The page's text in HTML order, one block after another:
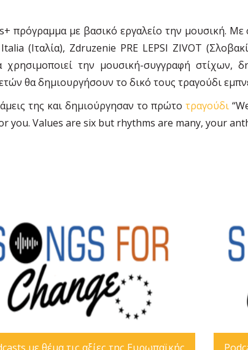
πρόγραμμα με βασικό εργαλείο την μουσική. Με
(Ιταλία), Zdruzenie PRE LEPSI ZIVOT
την μουσική-συγγραφή στίχων,
θα δημιουργήσουν το δικό τους τραγούδι
της και δημιούργησαν το πρώτο τραγούδι
you. Values are six but rhythms are many, your